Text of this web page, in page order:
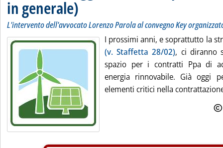
in generale)
L'intervento dell'avvocato Lorenzo Parola al convegno Key
I prossimi anni, e soprattutto la
(v. Staffetta 28/02), ci diranno
spazio per i contratti Ppa di
energia rinnovabile. Già oggi
elementi critici nella